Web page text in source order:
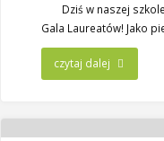
Dziś w naszej
Gala Laureatów! Jako
czytaj dalej